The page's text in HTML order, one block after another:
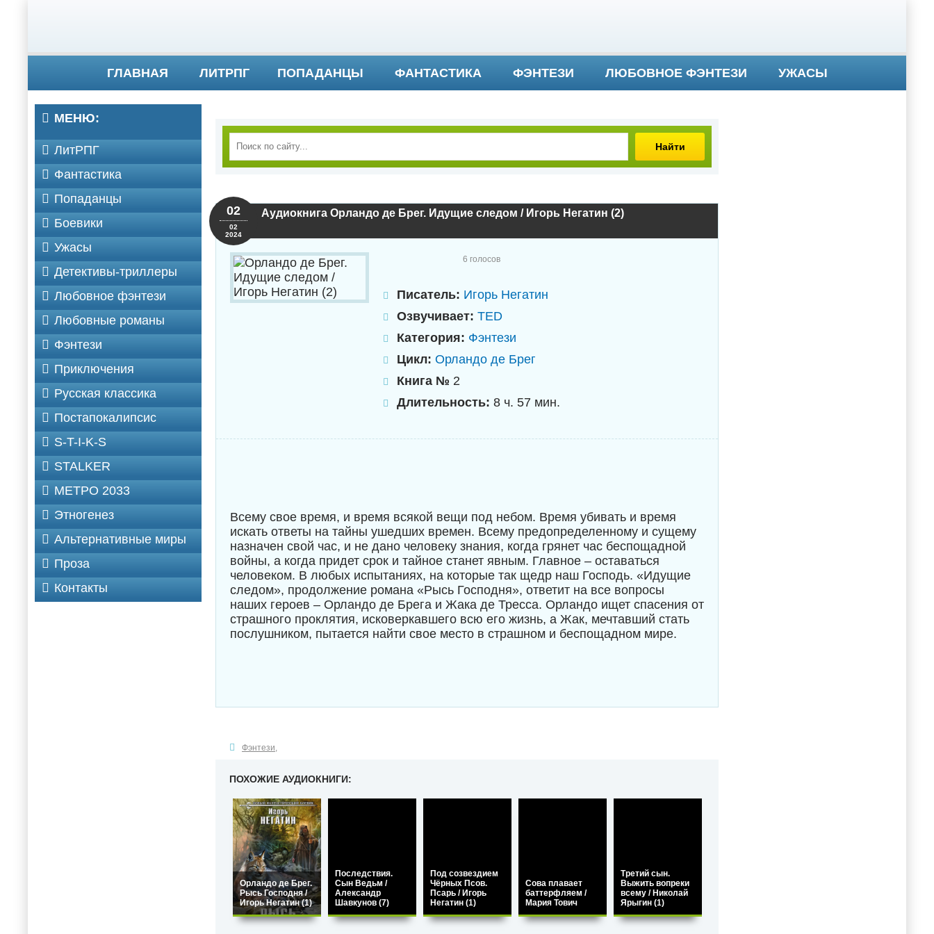
ГЛАВНАЯ ЛИТРПГ ПОПАДАНЦЫ ФАНТАСТИКА ФЭНТЕЗИ ЛЮБОВНОЕ ФЭНТЕЗИ УЖАСЫ
Найти
Аудиокнига Орландо де Брег. Идущие следом / Игорь Негатин (2)
02
02
2024
6 голосов
Писатель: Игорь Негатин
Озвучивает: TED
Категория: Фэнтези
Цикл: Орландо де Брег
Книга № 2
Длительность: 8 ч. 57 мин.
Всему свое время, и время всякой вещи под небом. Время убивать и время
искать ответы на тайны ушедших времен. Всему предопределенному и сущему
назначен свой час, и не дано человеку знания, когда грянет час беспощадной
войны, а когда придет срок и тайное станет явным. Главное – оставаться
человеком. В любых испытаниях, на которые так щедр наш Господь. «Идущие
следом», продолжение романа «Рысь Господня», ответит на все вопросы
наших героев – Орландо де Брега и Жака де Тресса. Орландо ищет спасения от
страшного проклятия, исковеркавшего всю его жизнь, а Жак, мечтавший стать
послушником, пытается найти свое место в страшном и беспощадном мире.
Фэнтези,
ПОХОЖИЕ АУДИОКНИГИ:
Орландо де Брег.
Рысь Господня /
Игорь Негатин (1)
Последствия.
Сын Ведьм /
Александр
Шавкунов (7)
Под созвездием
Чёрных Псов.
Псарь / Игорь
Негатин (1)
Сова плавает
баттерфляем /
Мария Тович
Третий сын.
Выжить вопреки
всему / Николай
Ярыгин (1)
МЕНЮ:
ЛитРПГ
Фантастика
Попаданцы
Боевики
Ужасы
Детективы-триллеры
Любовное фэнтези
Любовные романы
Фэнтези
Приключения
Русская классика
Постапокалипсис
S-T-I-K-S
STALKER
МЕТРО 2033
Этногенез
Альтернативные миры
Проза
Контакты